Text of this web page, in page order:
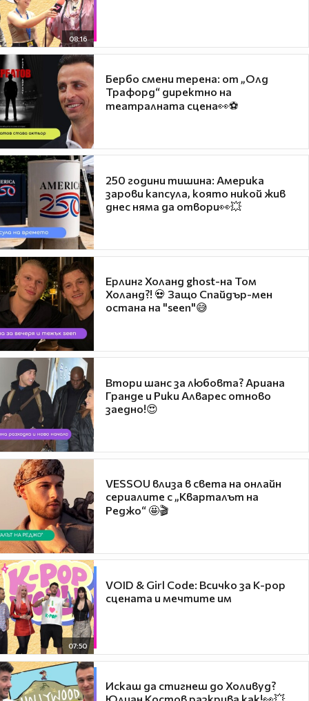
08:16
Бербо смени терена: от „Олд
Трафорд“ директно на
театралната сцена👀⚽
250 години тишина: Америка
зарови капсула, която никой жив
днес няма да отвори👀💥
Ерлинг Холанд ghost-на Том
Холанд?! 💀 Защо Спайдър-мен
остана на "seen"😅
Втори шанс за любовта? Ариана
Гранде и Рики Алварес отново
заедно!😍
VESSOU влиза в света на онлайн
сериалите с „Кварталът на
Реджо“ 🤩🎬
07:50
VOID & Girl Code: Всичко за K-pop
сцената и мечтите им
Искаш да стигнеш до Холивуд?